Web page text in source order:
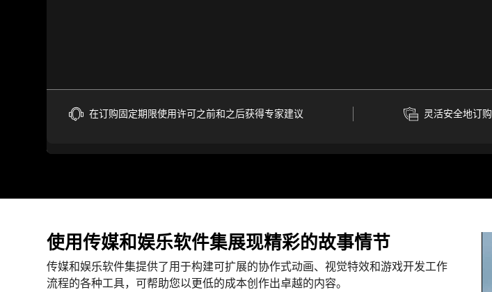
在订购固定期限使用许可之前和之后获得专家建议 灵活安全地订购
使用传媒和娱乐软件集展现精彩的故事情节
传媒和娱乐软件集提供了用于构建可扩展的协作式动画、视觉特效和游戏开发工作
流程的各种工具，可帮助您以更低的成本创作出卓越的内容。